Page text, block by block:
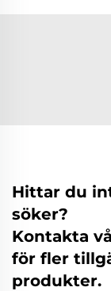
Hittar du
söker?
Kontakta
för fler
produkter.